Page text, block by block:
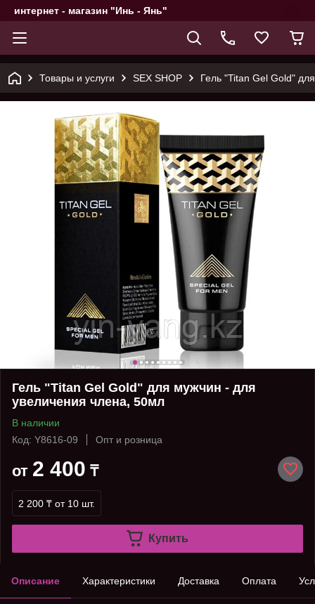
интернет - магазин "Инь - Янь"
Товары и услуги SEX SHOP Гель "Titan Gel Gold"
Гель "Titan Gel Gold" для мужчин - для
увеличения члена, 50мл
В наличии
Код: Y8616-09
Опт и розница
от 2 400 ₸
2 200 ₸ от 10 шт.
Купить
Описание Характеристики Доставка Оплата